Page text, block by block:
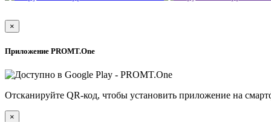
×
Приложение PROMT.One
Отсканируйте QR-код, чтобы установить приложение на
×